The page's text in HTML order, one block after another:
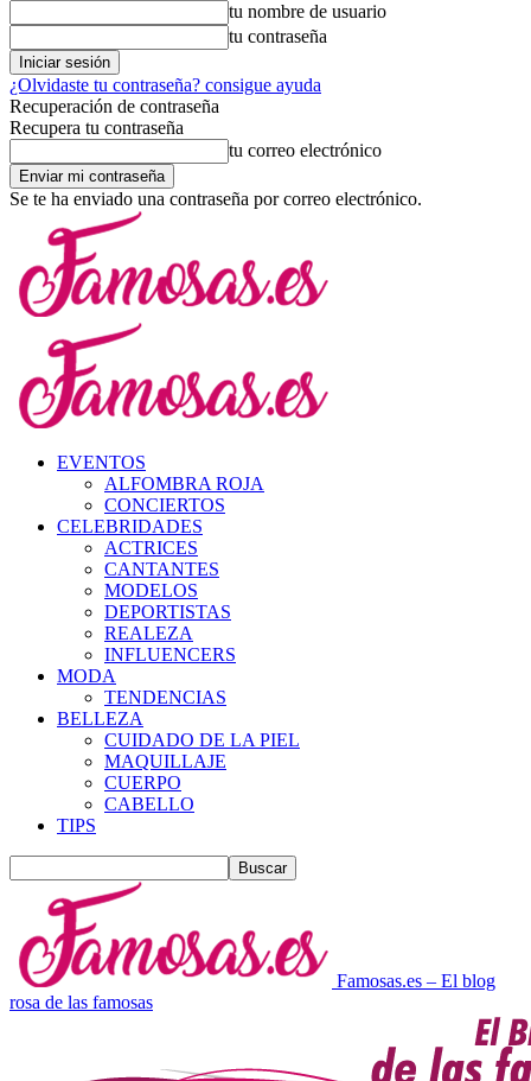
tu nombre de usuario
tu contraseña
¿Olvidaste tu contraseña? consigue ayuda
Recuperación de contraseña
Recupera tu contraseña
tu correo electrónico
Se te ha enviado una contraseña por correo electrónico.
EVENTOS
ALFOMBRA ROJA
CONCIERTOS
CELEBRIDADES
ACTRICES
CANTANTES
MODELOS
DEPORTISTAS
REALEZA
INFLUENCERS
MODA
TENDENCIAS
BELLEZA
CUIDADO DE LA PIEL
MAQUILLAJE
CUERPO
CABELLO
TIPS
Famosas.es – El blog
rosa de las famosas